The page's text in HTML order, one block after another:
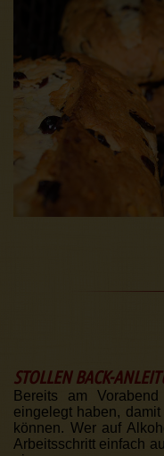
STOLLEN BACK-
Bereits am
eingelegt haben,
können. Wer auf
Arbeitsschritt einfach